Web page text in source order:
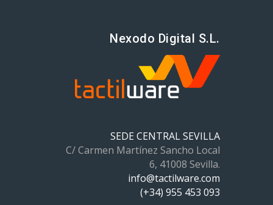
Nexodo Digital S.L.
SEDE CENTRAL SEVILLA
C/ Carmen Martínez Sancho Local
6, 41008 Sevilla.
info@tactilware.com
(+34) 955 453 093